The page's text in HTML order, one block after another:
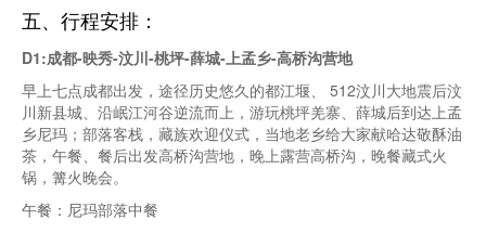
五、行程安排：
D1:成都-映秀-汶川-桃坪-薛城-上孟乡-高桥沟营地
早上七点成都出发，途径历史悠久的都江堰、 512汶川大地震后汶
川新县城、沿岷江河谷逆流而上，游玩桃坪羌寨、薛城后到达上孟
乡尼玛；部落客栈，藏族欢迎仪式，当地老乡给大家献哈达敬酥油
茶，午餐、餐后出发高桥沟营地，晚上露营高桥沟，晚餐藏式火
锅，篝火晚会。
午餐：尼玛部落中餐